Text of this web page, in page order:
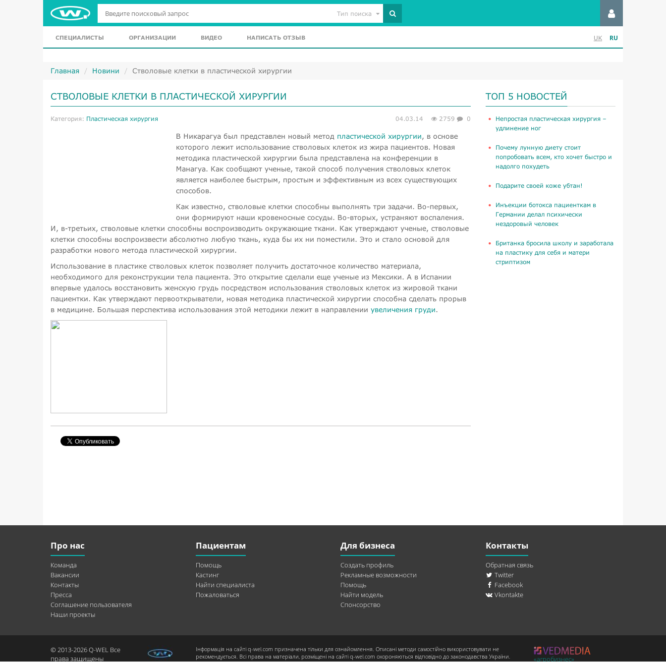
Тип поиска
СПЕЦИАЛИСТЫ ОРГАНИЗАЦИИ ВИДЕО НАПИСАТЬ ОТЗЫВ UK RU
Главная Новини Стволовые клетки в пластической хирургии
СТВОЛОВЫЕ КЛЕТКИ В ПЛАСТИЧЕСКОЙ ХИРУРГИИ
Категория: Пластическая хирургия 04.03.14 2759 0
В Никарагуа был представлен новый метод пластической хирургии, в основе
которого лежит использование стволовых клеток из жира пациентов. Новая
методика пластической хирургии была представлена на конференции в
Манагуа. Как сообщают ученые, такой способ получения стволовых клеток
является наиболее быстрым, простым и эффективным из всех существующих
способов.
Как известно, стволовые клетки способны выполнять три задачи. Во-первых,
они формируют наши кровеносные сосуды. Во-вторых, устраняют воспаления.
И, в-третьих, стволовые клетки способны воспроизводить окружающие ткани. Как утверждают ученые, стволовые
клетки способны воспроизвести абсолютно любую ткань, куда бы их ни поместили. Это и стало основой для
разработки нового метода пластической хирургии.
Использование в пластике стволовых клеток позволяет получить достаточное количество материала,
необходимого для реконструкции тела пациента. Это открытие сделали еще ученые из Мексики. А в Испании
впервые удалось восстановить женскую грудь посредством использования стволовых клеток из жировой ткани
пациентки. Как утверждают первооткрыватели, новая методика пластической хирургии способна сделать прорыв
в медицине. Большая перспектива использования этой методики лежит в направлении увеличения груди.
ТОП 5 НОВОСТЕЙ
​Непростая пластическая хирургия –
удлинение ног
Почему лунную диету стоит
попробовать всем, кто хочет быстро и
надолго похудеть
Подарите своей коже убтан!
Инъекции ботокса пациенткам в
Германии делал психически
нездоровый человек
Британка бросила школу и заработала
на пластику для себя и матери
стриптизом
Про нас
Команда
Вакансии
Контакты
Пресса
Соглашение пользователя
Наши проекты
Пациентам
Помощь
Кастинг
Найти специалиста
Пожаловаться
Для бизнеса
Создать профиль
Рекламные возможности
Помощь
Найти модель
Спонсорство
Контакты
Обратная связь
Twitter
Facebook
Vkontakte
© 2013-2026 Q-WEL Все
права защищены
Інформація на сайті q-wel.com призначена тільки для ознайомлення. Описані методи самостійно використовувати не
рекомендується. Всі права на матеріали, розміщені на сайті q-wel.com охороняються відповідно до законодавства України.
«агробизнес»